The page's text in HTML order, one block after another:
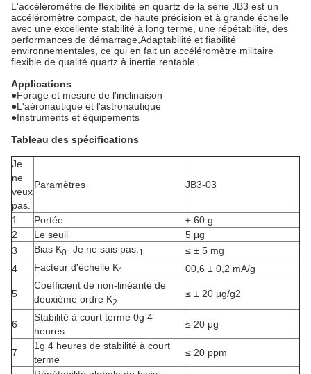
L'accéléromètre de flexibilité en quartz de la série JB3 est un
accéléromètre compact, de haute précision et à grande échelle
avec une excellente stabilité à long terme, une répétabilité, des
performances de démarrage,Adaptabilité et fiabilité
environnementales, ce qui en fait un accéléromètre militaire
flexible de qualité quartz à inertie rentable.
Applications
●Forage et mesure de l'inclinaison
●L'aéronautique et l'astronautique
●Instruments et équipements
Tableau des spécifications
Je
ne
veux
pas.
Paramètres JB3-03
1 Portée
± 60 g
2
Le seuil
5 μg
3
Bias K0- Je ne sais pas. 1
≤ ± 5 mg
4
Facteur d'échelle K1 00,6 ± 0,2 mA/g
5
Coefficient de non-linéarité de
deuxième ordre K2
≤ ± 20 μg/g2
6
Stabilité à court terme 0g 4
heures
≤ 20 μg
7
1g 4 heures de stabilité à court
terme
≤ 20 ppm